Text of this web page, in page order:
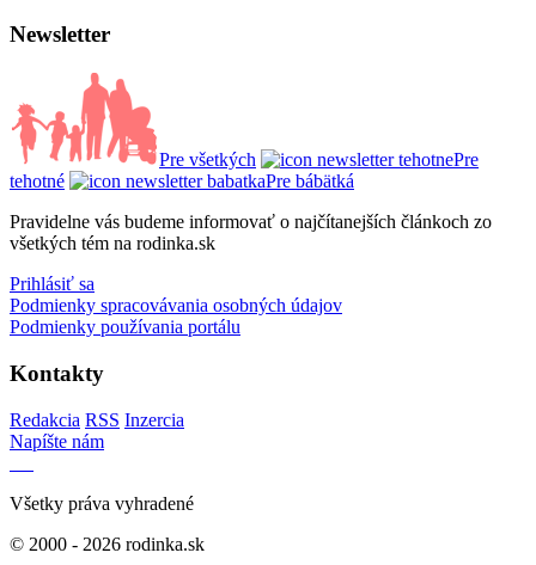
Newsletter
Pre všetkých
Pre
tehotné
Pre bábätká
Pravidelne vás budeme informovať o najčítanejších článkoch zo
všetkých tém na rodinka.sk
Prihlásiť sa
Podmienky spracovávania osobných údajov
Podmienky používania portálu
Kontakty
Redakcia RSS Inzercia
Napíšte nám
Všetky práva vyhradené
© 2000 - 2026 rodinka.sk